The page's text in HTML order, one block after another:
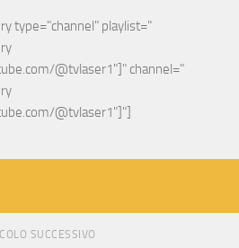
type="channel" playlist="
@tvlaser1"]" channel="
@tvlaser1"]"]
SUCCESSIVO